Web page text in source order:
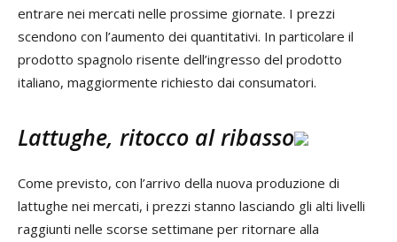
entrare nei mercati nelle prossime giornate. I prezzi
scendono con l’aumento dei quantitativi. In particolare il
prodotto spagnolo risente dell’ingresso del prodotto
italiano, maggiormente richiesto dai consumatori.
Lattughe, ritocco al ribasso
Come previsto, con l’arrivo della nuova produzione di
lattughe nei mercati, i prezzi stanno lasciando gli alti livelli
raggiunti nelle scorse settimane per ritornare alla